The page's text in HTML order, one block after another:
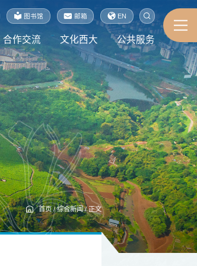
图书馆 邮箱 EN
合作交流 文化西大 公共服务
首页/综合新闻/正文